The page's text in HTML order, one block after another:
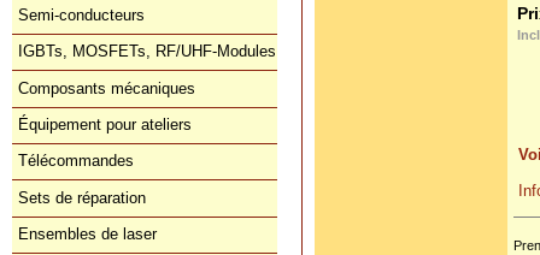
Semi-conducteurs
IGBTs, MOSFETs, RF/UHF-Modules
Composants mécaniques
Équipement pour ateliers
Télécommandes
Sets de réparation
Ensembles de laser